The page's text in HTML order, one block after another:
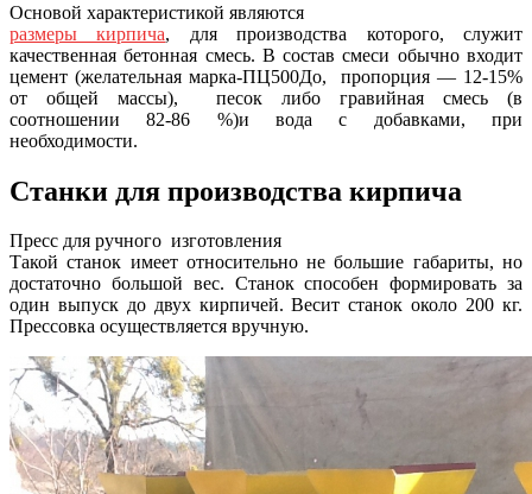
Основой характеристикой являются
размеры кирпича, для производства которого, служит
качественная бетонная смесь. В состав смеси обычно входит
цемент (желательная марка-ПЦ500До, пропорция — 12-15%
от общей массы), песок либо гравийная смесь (в
соотношении 82-86 %)и вода с добавками, при
необходимости.
Станки для производства кирпича
Пресс для ручного изготовления
Такой станок имеет относительно не большие габариты, но
достаточно большой вес. Станок способен формировать за
один выпуск до двух кирпичей. Весит станок около 200 кг.
Прессовка осуществляется вручную.